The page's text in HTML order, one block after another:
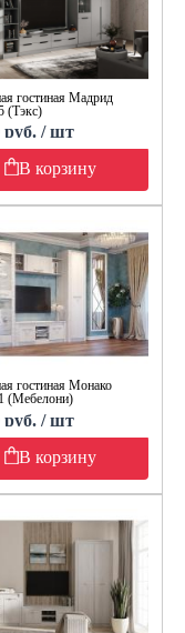
гостиная Мадрид
(Тэкс)
руб. / шт
В корзину
гостиная Монако
(Мебелони)
руб. / шт
В корзину